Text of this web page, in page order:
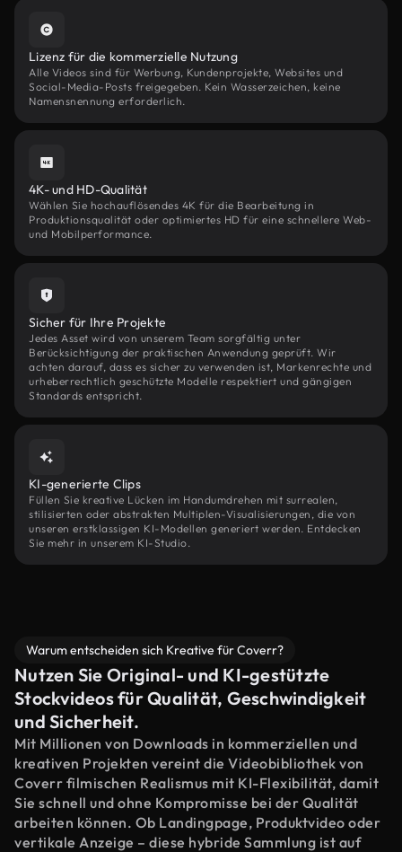
Lizenz für die kommerzielle Nutzung
Alle Videos sind für Werbung, Kundenprojekte, Websites und
Social-Media-Posts freigegeben. Kein Wasserzeichen, keine
Namensnennung erforderlich.
4K- und HD-Qualität
Wählen Sie hochauflösendes 4K für die Bearbeitung in
Produktionsqualität oder optimiertes HD für eine schnellere Web-
und Mobilperformance.
Sicher für Ihre Projekte
Jedes Asset wird von unserem Team sorgfältig unter
Berücksichtigung der praktischen Anwendung geprüft. Wir
achten darauf, dass es sicher zu verwenden ist, Markenrechte und
urheberrechtlich geschützte Modelle respektiert und gängigen
Standards entspricht.
KI-generierte Clips
Füllen Sie kreative Lücken im Handumdrehen mit surrealen,
stilisierten oder abstrakten Multiplen-Visualisierungen, die von
unseren erstklassigen KI-Modellen generiert werden. Entdecken
Sie mehr in unserem KI-Studio.
Warum entscheiden sich Kreative für Coverr?
Nutzen Sie Original- und KI-gestützte
Stockvideos für Qualität, Geschwindigkeit
und Sicherheit.
Mit Millionen von Downloads in kommerziellen und
kreativen Projekten vereint die Videobibliothek von
Coverr filmischen Realismus mit KI-Flexibilität, damit
Sie schnell und ohne Kompromisse bei der Qualität
arbeiten können. Ob Landingpage, Produktvideo oder
vertikale Anzeige – diese hybride Sammlung ist auf